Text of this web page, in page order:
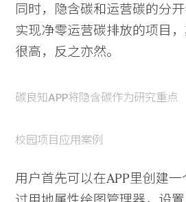
同时，隐含碳和运营碳的分开
实现净零运营碳排放的项目
很高，反之亦然。
碳良知APP将隐含碳作为研究重点
校园项目应用案例
用户首先可以在APP里创建